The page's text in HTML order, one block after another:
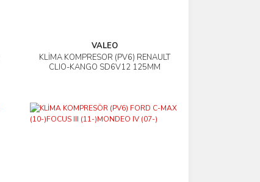
VALEO
KLİMA KOMPRESÖR (PV6) RENAULT
CLIO-KANGO SD6V12 125MM
İncele